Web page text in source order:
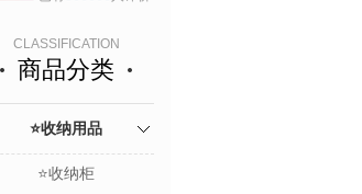
BC-450 白色*限量
补贴款
CLASSIFICATION
商品分类
⭐收纳用品
⭐收纳柜